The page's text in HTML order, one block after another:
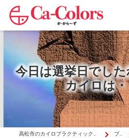
今日は選挙日でし
カイロは
高松市のカイロプラクティックはか・から～ず施術院 ブログ